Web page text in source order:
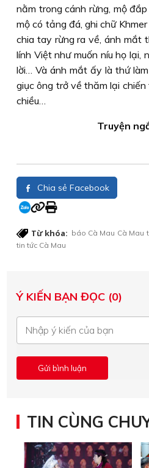
nằm trong cánh rừng, mộ
mộ có tảng đá, ghi chữ
chia tay rừng ra về, ánh mắt
lính Việt như muốn níu họ lại,
lời… Và ánh mắt ấy là thứ
giục ông trở về thăm lại
chiều…
Truyện
Chia sẻ Facebook
Từ khóa: báo Cà Mau Cà Mau
tin tức Cà Mau
Ý KIẾN BẠN ĐỌC (0)
TIN CÙNG